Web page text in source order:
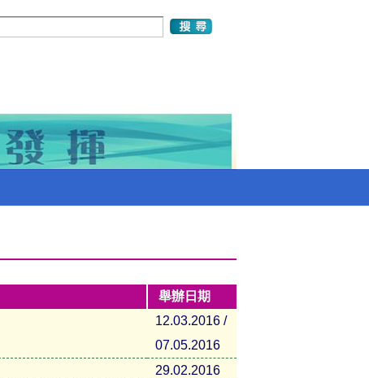
舉辦日期
12.03.2016 /
07.05.2016
29.02.2016